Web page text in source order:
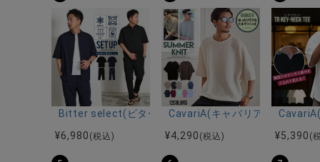
Bitter select(ビターセレクト)接触冷感スーパースト
¥6,980 (税込)
CavariA(キャバリア)12Gミラ
¥4,290 (税込)
¥5,390 (